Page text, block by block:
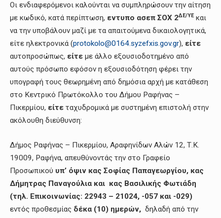
Οι ενδιαφερόμενοι καλούνται να συμπληρώσουν την αίτηση
με κωδικό, κατά περίπτωση, εντυπο ασεπ ΣΟΧ 2ΔΕ/ΥΕ και
να την υποβάλουν μαζί με τα απαιτούμενα δικαιολογητικά,
είτε ηλεκτρονικά (protokolo@0164.syzefxis.gov.gr), είτε
αυτοπροσώπως, είτε με άλλο εξουσιοδοτημένο από
αυτούς πρόσωπο εφόσον η εξουσιοδότηση φέρει την
υπογραφή τους θεωρημένη από δημόσια αρχή με κατάθεση
στο Κεντρικό Πρωτόκολλο του Δήμου Ραφήνας –
Πικερμίου, είτε ταχυδρομικά με συστημένη επιστολή στην
ακόλουθη διεύθυνση:
Δήμος Ραφήνας – Πικερμίου, Αραφηνίδων Αλών 12, Τ.Κ.
19009, Ραφήνα, απευθύνοντάς την στο Γραφείο
Προσωπικού υπ’ όψιν κας Σοφίας Παπαγεωργίου, κας
Δήμητρας Παναγούλια και κας Βασιλικής Φωτιάδη
(τηλ. Επικοινωνίας: 22943 – 21024, -057 και -029)
εντός προθεσμίας δέκα (10) ημερών, δηλαδή από την